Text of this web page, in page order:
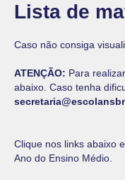
Lista de
Caso não consiga
ATENÇÃO: Para
abaixo. Caso tenha
Clique nos links abaixo
Ano do Ensino Médio.